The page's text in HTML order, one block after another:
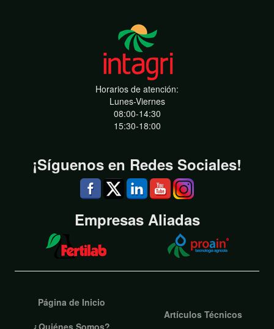
Horarios de atención:
Lunes-Viernes
08:00-14:30
15:30-18:00
¡Síguenos en Redes Sociales!
Empresas Aliadas
Página de Inicio
¿Quiénes Somos?
Artículos Técnicos